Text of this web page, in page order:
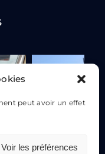
peut avoir un effet
Voir les préférences